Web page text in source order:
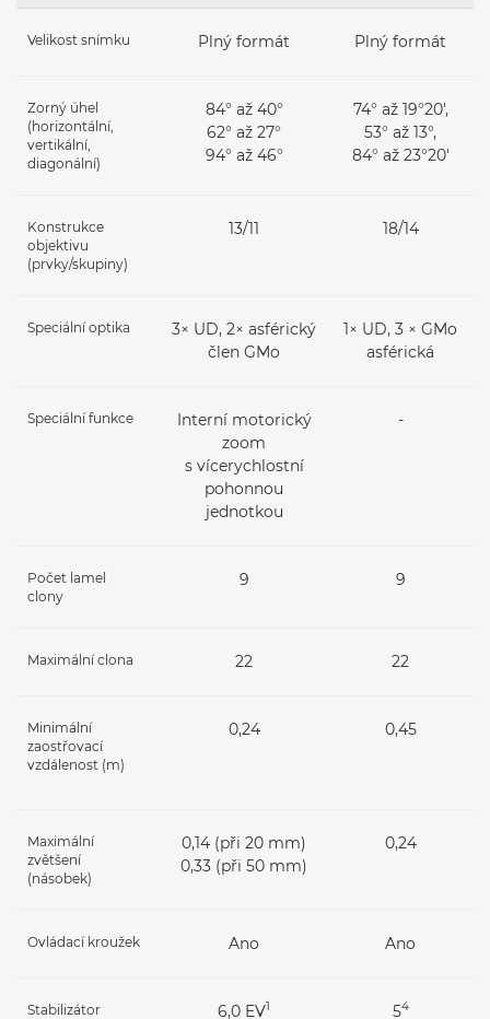
Velikost snímku Plný formát Plný formát
Zorný úhel
(horizontální,
vertikální,
diagonální)
84° až 40°
62° až 27°
94° až 46°
74° až 19°20',
53° až 13°,
84° až 23°20'
Konstrukce
objektivu
(prvky/skupiny)
13/11 18/14
Speciální optika
3× UD, 2× asférický
člen GMo
1× UD, 3 × GMo
asférická
Speciální funkce
Interní motorický
zoom
s vícerychlostní
pohonnou
jednotkou
-
Počet lamel
clony
9 9
Maximální clona 22 22
Minimální
zaostřovací
vzdálenost (m)
0,24
0,45
Maximální
zvětšení
(násobek)
0,14 (při 20 mm)
0,33 (při 50 mm)
0,24
Ovládací kroužek Ano Ano
Stabilizátor 6,0 EV1 54